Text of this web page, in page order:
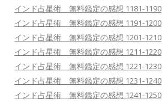
インド占星術 無料鑑定の感想 1181-1190
インド占星術 無料鑑定の感想 1191-1200
インド占星術 無料鑑定の感想 1201-1210
インド占星術 無料鑑定の感想 1211-1220
インド占星術 無料鑑定の感想 1221-1230
インド占星術 無料鑑定の感想 1231-1240
インド占星術 無料鑑定の感想 1241-1250